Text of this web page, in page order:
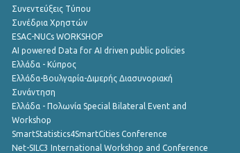
Συνεντεύξεις Τύπου
Συνέδρια Χρηστών
ESAC-NUCs WORKSHOP
AI powered Data for AI driven public policies
Ελλάδα - Κύπρος
Ελλάδα-Βουλγαρία-Διμερής Διασυνοριακή
Συνάντηση
Ελλάδα - Πολωνία Special Bilateral Event and
Workshop
SmartStatistics4SmartCities Conference
Net-SILC3 International Workshop and Conference